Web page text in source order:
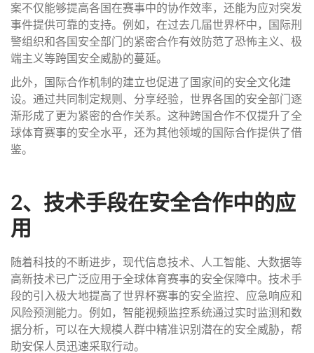
案不仅能够提高各国在赛事中的协作效率，还能为应对突发
事件提供可靠的支持。例如，在过去几届世界杯中，国际刑
警组织和各国安全部门的紧密合作有效防范了恐怖主义、极
端主义等跨国安全威胁的蔓延。
此外，国际合作机制的建立也促进了国家间的安全文化建
设。通过共同制定规则、分享经验，世界各国的安全部门逐
渐形成了更为紧密的合作关系。这种跨国合作不仅提升了全
球体育赛事的安全水平，还为其他领域的国际合作提供了借
鉴。
2、技术手段在安全合作中的应
用
随着科技的不断进步，现代信息技术、人工智能、大数据等
高新技术已广泛应用于全球体育赛事的安全保障中。技术手
段的引入极大地提高了世界杯赛事的安全监控、应急响应和
风险预测能力。例如，智能视频监控系统通过实时监测和数
据分析，可以在大规模人群中精准识别潜在的安全威胁，帮
助安保人员迅速采取行动。